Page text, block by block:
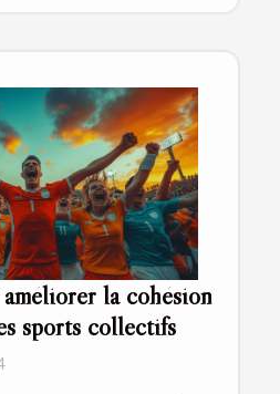
la cohésion
sports collectifs